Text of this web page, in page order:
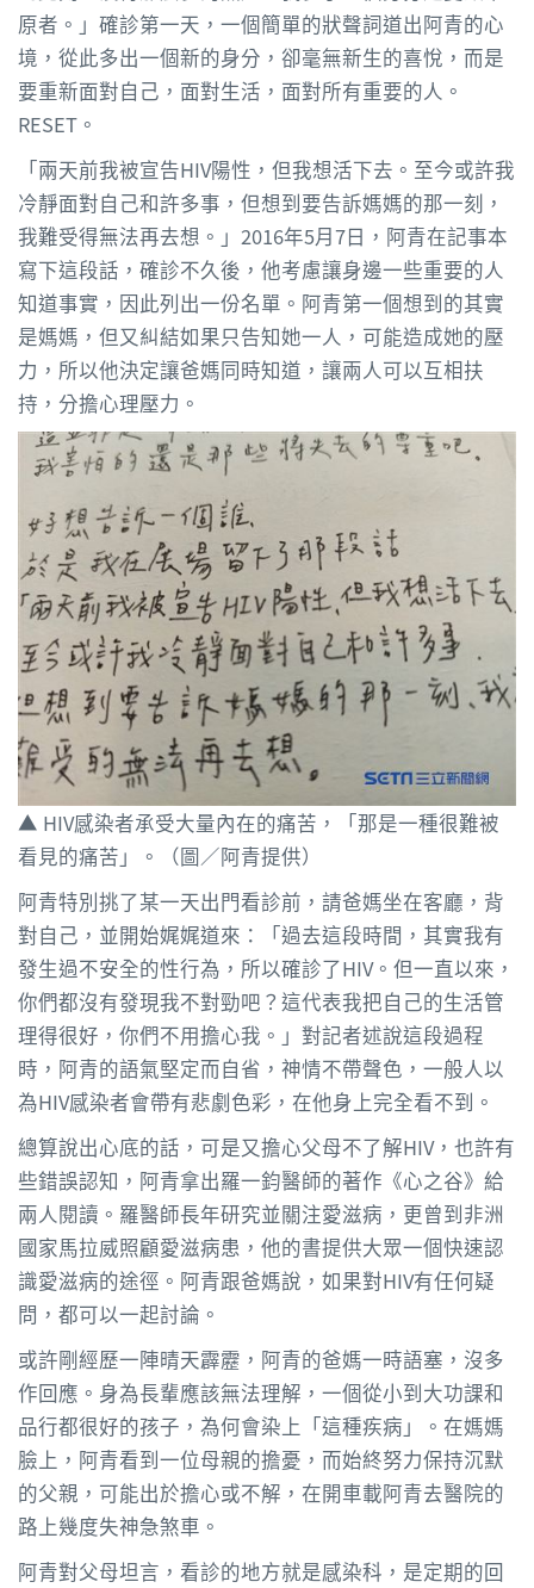
原者。」確診第一天，一個簡單的狀聲詞道出阿青的心
境，從此多出一個新的身分，卻毫無新生的喜悅，而是
要重新面對自己，面對生活，面對所有重要的人。
RESET。
「兩天前我被宣告HIV陽性，但我想活下去。至今或許我
冷靜面對自己和許多事，但想到要告訴媽媽的那一刻，
我難受得無法再去想。」2016年5月7日，阿青在記事本
寫下這段話，確診不久後，他考慮讓身邊一些重要的人
知道事實，因此列出一份名單。阿青第一個想到的其實
是媽媽，但又糾結如果只告知她一人，可能造成她的壓
力，所以他決定讓爸媽同時知道，讓兩人可以互相扶
持，分擔心理壓力。
▲ HIV感染者承受大量內在的痛苦，「那是一種很難被
看見的痛苦」。（圖／阿青提供）
阿青特別挑了某一天出門看診前，請爸媽坐在客廳，背
對自己，並開始娓娓道來：「過去這段時間，其實我有
發生過不安全的性行為，所以確診了HIV。但一直以來，
你們都沒有發現我不對勁吧？這代表我把自己的生活管
理得很好，你們不用擔心我。」對記者述說這段過程
時，阿青的語氣堅定而自省，神情不帶聲色，一般人以
為HIV感染者會帶有悲劇色彩，在他身上完全看不到。
總算說出心底的話，可是又擔心父母不了解HIV，也許有
些錯誤認知，阿青拿出羅一鈞醫師的著作《心之谷》給
兩人閱讀。羅醫師長年研究並關注愛滋病，更曾到非洲
國家馬拉威照顧愛滋病患，他的書提供大眾一個快速認
識愛滋病的途徑。阿青跟爸媽說，如果對HIV有任何疑
問，都可以一起討論。
或許剛經歷一陣晴天霹靂，阿青的爸媽一時語塞，沒多
作回應。身為長輩應該無法理解，一個從小到大功課和
品行都很好的孩子，為何會染上「這種疾病」。在媽媽
臉上，阿青看到一位母親的擔憂，而始終努力保持沉默
的父親，可能出於擔心或不解，在開車載阿青去醫院的
路上幾度失神急煞車。
阿青對父母坦言，看診的地方就是感染科，是定期的回